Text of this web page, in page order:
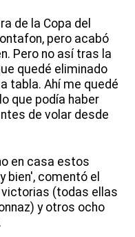
de la Copa del
pero acabó
Pero no así tras la
quedé eliminado
tabla. Ahí me quedé
que podía haber
de volar desde
en casa estos
bien', comentó el
(todas ellas
y otros ocho